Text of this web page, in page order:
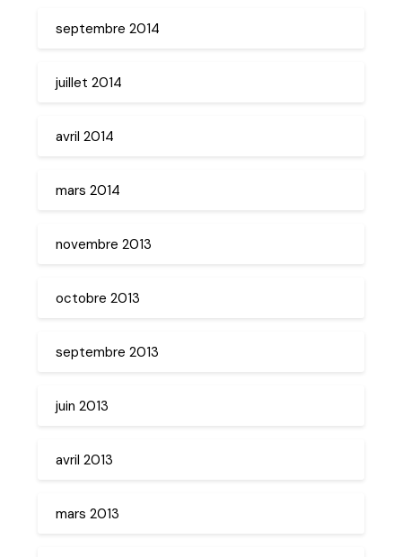
septembre 2014
juillet 2014
avril 2014
mars 2014
novembre 2013
octobre 2013
septembre 2013
juin 2013
avril 2013
mars 2013